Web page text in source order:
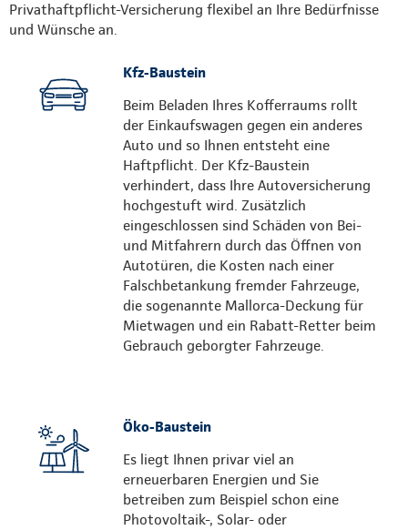
Privathaftpflicht-Versicherung flexibel an Ihre Bedürfnisse
und Wünsche an.
Kfz-Baustein
Beim Beladen Ihres Kofferraums rollt
der Einkaufswagen gegen ein anderes
Auto und so Ihnen entsteht eine
Haftpflicht. Der Kfz-Baustein
verhindert, dass Ihre Autoversicherung
hochgestuft wird. Zusätzlich
eingeschlossen sind Schäden von Bei-
und Mitfahrern durch das Öffnen von
Autotüren, die Kosten nach einer
Falschbetankung fremder Fahrzeuge,
die sogenannte Mallorca-Deckung für
Mietwagen und ein Rabatt-Retter beim
Gebrauch geborgter Fahrzeuge.
Öko-Baustein
Es liegt Ihnen privar viel an
erneuerbaren Energien und Sie
betreiben zum Beispiel schon eine
Photovoltaik-, Solar- oder